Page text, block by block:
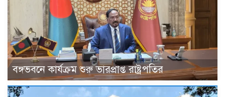
বঙ্গভবনে কার্যক্রম শুরু ভারপ্রাপ্ত রাষ্ট্রপতির